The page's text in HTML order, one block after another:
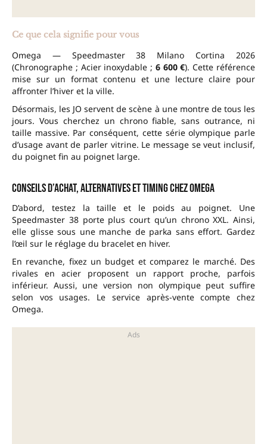
Ce que cela signifie pour vous
Omega — Speedmaster 38 Milano Cortina 2026
(Chronographe ; Acier inoxydable ; 6 600 €). Cette référence
mise sur un format contenu et une lecture claire pour
affronter l’hiver et la ville.
Désormais, les JO servent de scène à une montre de tous les
jours. Vous cherchez un chrono fiable, sans outrance, ni
taille massive. Par conséquent, cette série olympique parle
d’usage avant de parler vitrine. Le message se veut inclusif,
du poignet fin au poignet large.
Conseils d’achat, alternatives et timing chez Omega
D’abord, testez la taille et le poids au poignet. Une
Speedmaster 38 porte plus court qu’un chrono XXL. Ainsi,
elle glisse sous une manche de parka sans effort. Gardez
l’œil sur le réglage du bracelet en hiver.
En revanche, fixez un budget et comparez le marché. Des
rivales en acier proposent un rapport proche, parfois
inférieur. Aussi, une version non olympique peut suffire
selon vos usages. Le service après-vente compte chez
Omega.